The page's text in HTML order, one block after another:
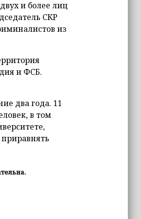
и более лиц
СКР
из
и ФСБ.
два года. 11
в том